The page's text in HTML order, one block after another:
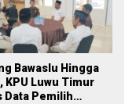
Bawaslu Hingga
KPU Luwu Timur
Data Pemilih